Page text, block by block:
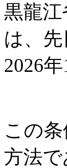
黒龍江
は、
2026
この
方法